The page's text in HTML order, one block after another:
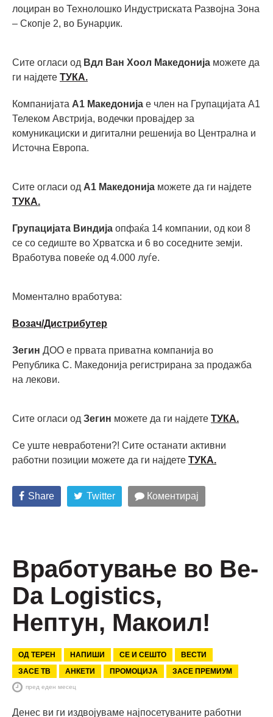
лоциран во Технолошко Индустриската Развојна Зона
– Скопје 2, во Бунарџик.
Сите огласи од Вдл Ван Хоол Македонија можете да
ги најдете ТУКА.
Компанијата А1 Македонија е член на Групацијата А1
Телеком Австрија, водечки провајдер за
комуникациски и дигитални решенија во Централна и
Источна Европа.
Сите огласи од А1 Македонија можете да ги најдете
ТУКА.
Групацијата Виндија опфаќа 14 компании, од кои 8
се со седиште во Хрватска и 6 во соседните земји.
Вработува повеќе од 4.000 луѓе.
Моментално вработува:
Возач/Дистрибутер
Зегин ДОО е првата приватна компанија во
Република С. Македонија регистрирана за продажба
на лекови.
Сите огласи од Зегин можете да ги најдете ТУКА.
Се уште невработени?! Сите останати активни
работни позиции можете да ги најдете ТУКА.
Share Twitter Коментирај
Вработување во Be-
Da Logistics,
Нептун, Макоил!
ОД ТЕРЕН НАПИШИ СЕ И СЕШТО
ВЕСТИ
ЗАСЕ ТВ
АНКЕТИ ПРОМОЦИЈА ЗАСЕ ПРЕМИУМ
пред еден месец
Денес ви ги издвојуваме најпосетуваните работни